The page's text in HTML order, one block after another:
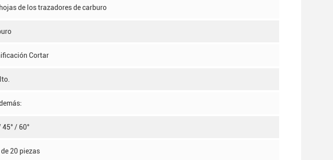
hojas de los trazadores de carburo
Cortar
demás:
45° / 60°
de 20 piezas